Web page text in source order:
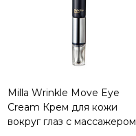
Milla Wrinkle Move Eye
Cream Крем для кожи
вокруг глаз с массажером